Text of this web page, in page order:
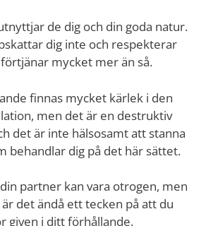
de dig och din goda natur.
dig inte och respekterar
mycket mer än så.
finnas mycket kärlek i den
men det är en destruktiv
det är inte hälsosamt att stanna
behandlar dig på det här sättet.
partner kan vara otrogen, men
det ändå ett tecken på att du
given i ditt förhållande.